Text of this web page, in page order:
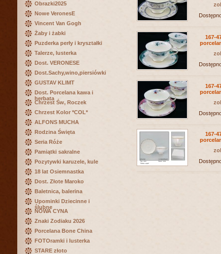
Obrazki2025
Nowe VeronesE
Vincent Van Gogh
Żaby i żabki
Puzderka perły i kryształki
Talerze, lusterka
Dost. VERONESE
Dost.Sachy,wino,piersiówki
GUSTAV KLIMT
Dost. Porcelana kawa i
herbata
Chrzest Św, Roczek
Chrzest Kolor *COL*
ALFONS MUCHA
Rodzina Święta
Seria Róże
Pamiątki sakralne
Pozytywki karuzele, kule
18 lat Osiemnastka
Dost. Złote Maroko
Baletnica, balerina
Upominki Dziecinne i
ślubne
NOWA CYNA
Znaki Zodiaku 2026
Porcelana Bone China
FOTOramki i lusterka
STARE złoto
167-
167-
167-